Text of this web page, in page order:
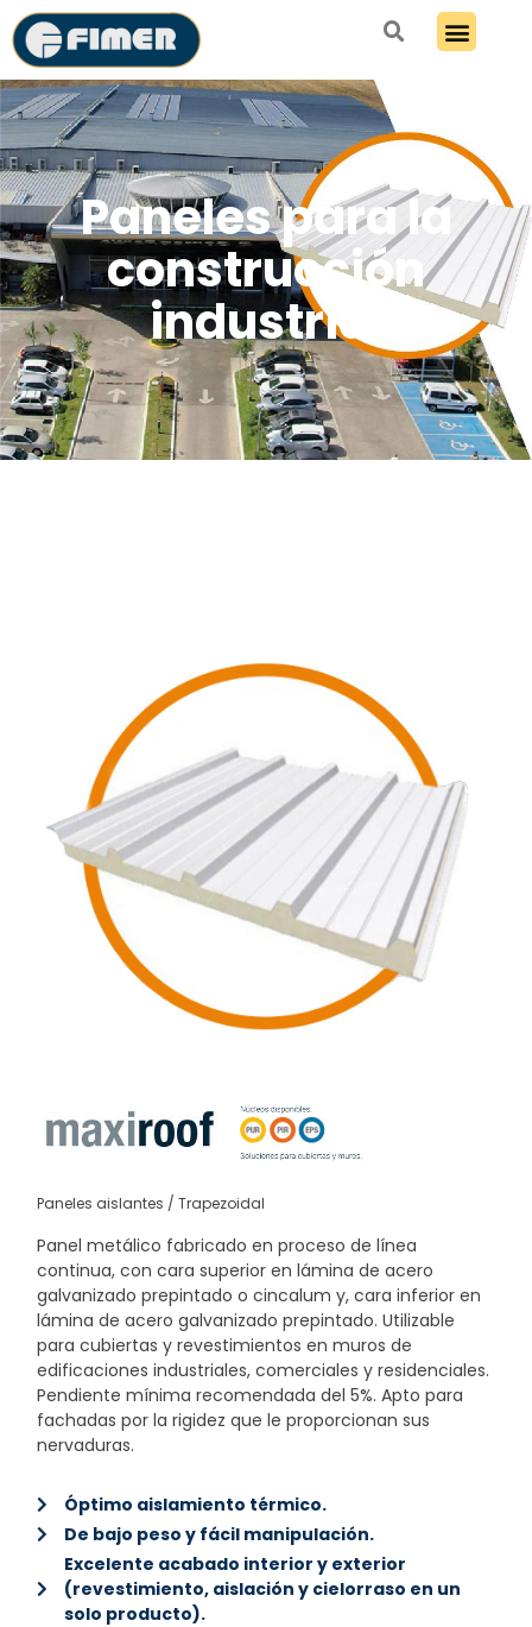
Paneles para la
construcción
industrial
Paneles aislantes / Trapezoidal
Panel metálico fabricado en proceso de línea
continua, con cara superior en lámina de acero
galvanizado prepintado o cincalum y, cara inferior en
lámina de acero galvanizado prepintado. Utilizable
para cubiertas y revestimientos en muros de
edificaciones industriales, comerciales y residenciales.
Pendiente mínima recomendada del 5%. Apto para
fachadas por la rigidez que le proporcionan sus
nervaduras.
Óptimo aislamiento térmico.
De bajo peso y fácil manipulación.
Excelente acabado interior y exterior
(revestimiento, aislación y cielorraso en un
solo producto).